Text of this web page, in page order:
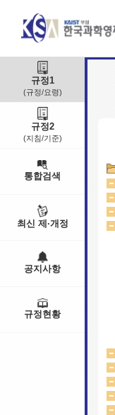
규정1
(규정/요령)
규정2
(지침/기준)
통합검색
최신 제·개정
공지사항
규정현황